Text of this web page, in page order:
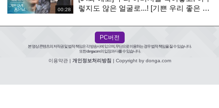
00:28
렇지도 않은 얼굴로...! [기쁜 우리 좋은 날]
PC버전
본 영상 콘텐츠의 저작권 및 법적 책임은 각 방송사에 있으며, 무단으로 이용하는 경우 법적 책임을 질 수 있습니다.
또한 donga.com의 입장과 다를 수 있습니다.
이용약관| 개인정보처리방침 | Copyright by donga.com